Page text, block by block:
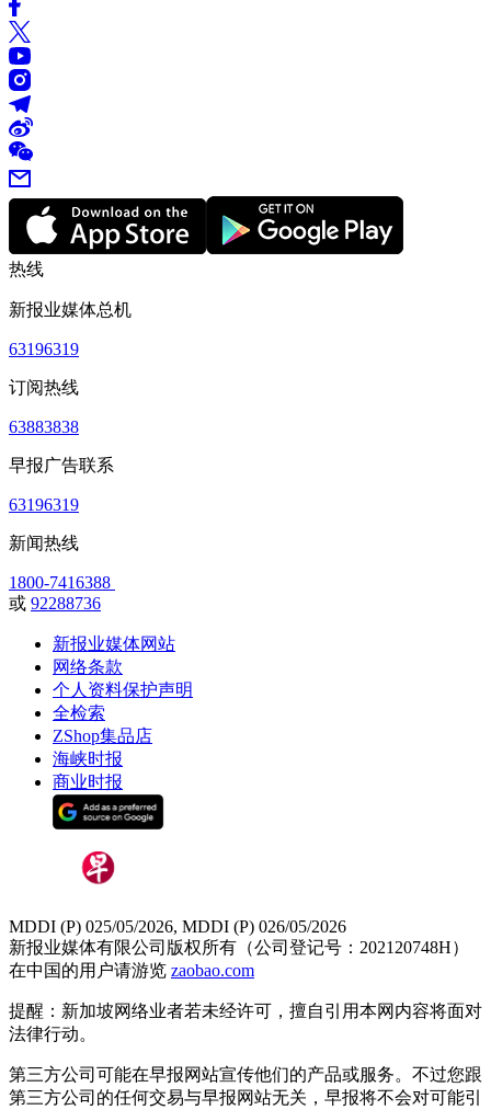
热线
新报业媒体总机
63196319
订阅热线
63883838
早报广告联系
63196319
新闻热线
1800-7416388
或 92288736
新报业媒体网站
网络条款
个人资料保护声明
全检索
ZShop集品店
海峡时报
商业时报
MDDI (P) 025/05/2026, MDDI (P) 026/05/2026
新报业媒体有限公司版权所有（公司登记号：202120748H）
在中国的用户请游览 zaobao.com
提醒：新加坡网络业者若未经许可，擅自引用本网内容将面对
法律行动。
第三方公司可能在早报网站宣传他们的产品或服务。不过您跟
第三方公司的任何交易与早报网站无关，早报将不会对可能引